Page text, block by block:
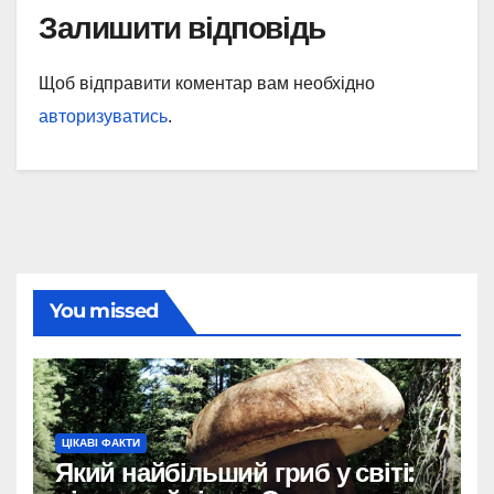
Залишити відповідь
Щоб відправити коментар вам необхідно
авторизуватись.
You missed
ЦІКАВІ ФАКТИ
Який найбільший гриб у світі: